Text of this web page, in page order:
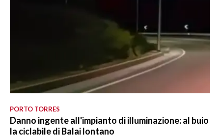
PORTO TORRES
Danno ingente all'impianto di illuminazione: al buio
la ciclabile di Balai lontano